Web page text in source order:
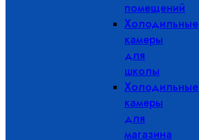
помещений
Холодильные
камеры
для
школы
Холодильные
камеры
для
магазина